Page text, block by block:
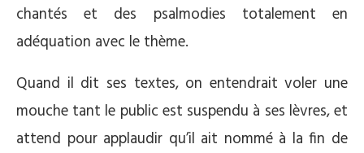
chantés et des psalmodies totalement en
adéquation avec le thème.
Quand il dit ses textes, on entendrait voler une
mouche tant le public est suspendu à ses lèvres, et
attend pour applaudir qu’il ait nommé à la fin de